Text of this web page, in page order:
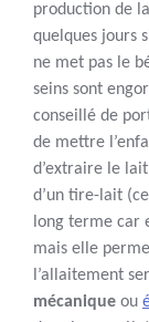
production de
quelques jours
ne met pas le
seins sont
conseillé de
de mettre
d’extraire le
d’un tire-lait
long terme car
mais elle
l’allaitement
mécanique ou